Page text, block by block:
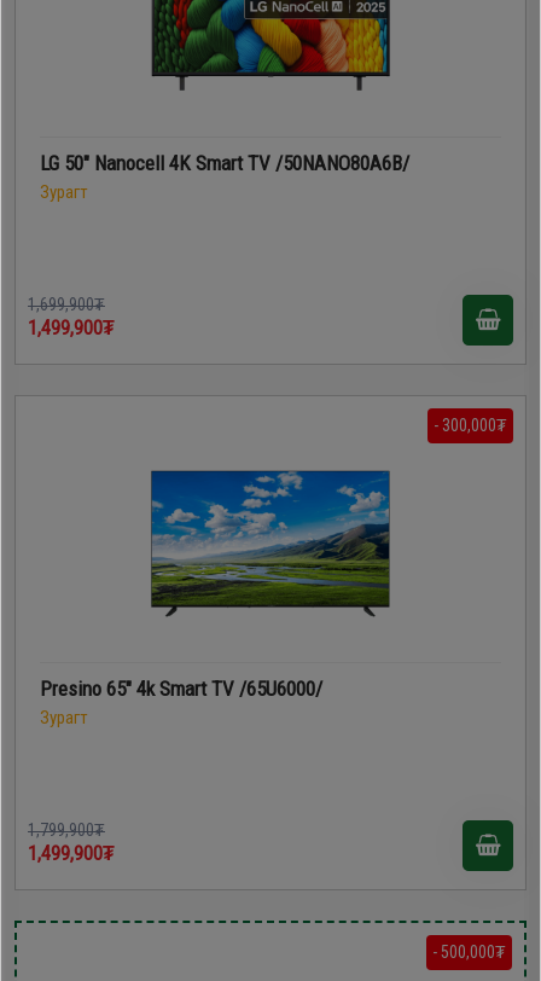
LG 50" Nanocell 4K Smart TV /50NANO80A6B/
Зурагт
1,699,900₮
1,499,900₮
- 300,000₮
Presino 65" 4k Smart TV /65U6000/
Зурагт
1,799,900₮
1,499,900₮
- 500,000₮